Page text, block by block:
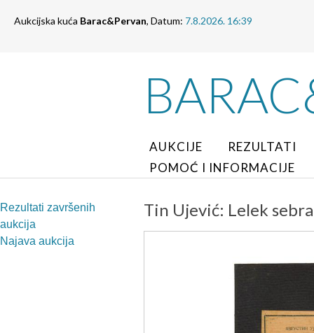
Aukcijska kuća Barac&Pervan, Datum: 7.8.2026. 16:39
AUKCIJE
REZULTATI
POMOĆ I INFORMACIJE
Rezultati završenih
aukcija
Najava aukcija
Tin Ujević: Lelek